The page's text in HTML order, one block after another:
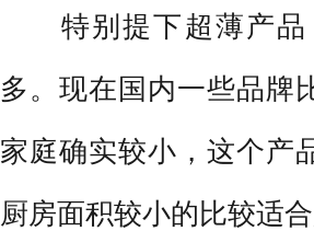
特别提下超薄产品
多。现在国内一些品牌
家庭确实较小，这个产
厨房面积较小的比较适合